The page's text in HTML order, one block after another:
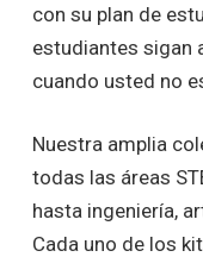
con su plan de
estudiantes sigan
cuando usted no
Nuestra amplia
todas las áreas
hasta ingeniería,
Cada uno de los